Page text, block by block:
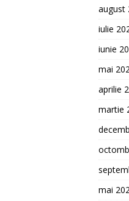
august
iulie
iunie
mai
aprilie
martie
mai